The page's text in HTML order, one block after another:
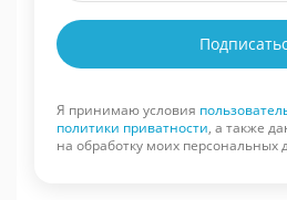
Я принимаю условия
политики приватности, а также
на обработку моих персональных